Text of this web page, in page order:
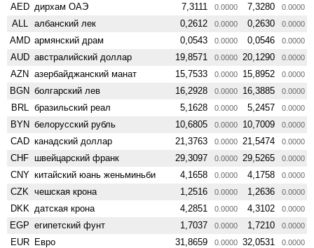
AED дирхам ОАЭ 7,3111 0.0000 7,3280 0.0000
ALL албанский лек 0,2612 0.0000 0,2630 0.0000
AMD армянский драм 0,0543 0.0000 0,0546 0.0000
AUD австралийский доллар 19,8571 0.0000 20,1290 0.0000
AZN азербайджанский манат 15,7533 0.0000 15,8952 0.0000
BGN болгарский лев 16,2928 0.0000 16,3885 0.0000
BRL бразильский реал 5,1628 0.0000 5,2457 0.0000
BYN белорусский рубль 10,6805 0.0000 10,7009 0.0000
CAD канадский доллар 21,3763 0.0000 21,5474 0.0000
CHF швейцарский франк 29,3097 0.0000 29,5265 0.0000
CNY китайский юань женьминьби 4,1658 0.0000 4,1758 0.0000
CZK чешская крона 1,2516 0.0000 1,2636 0.0000
DKK датская крона 4,2851 0.0000 4,3102 0.0000
EGP египетский фунт 1,7037 0.0000 1,7210 0.0000
EUR Евро 31,8659 0.0000 32,0531 0.0000